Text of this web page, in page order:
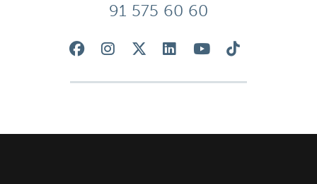
91 575 60 60